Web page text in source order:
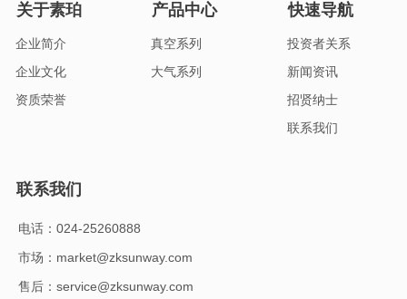
关于素珀
企业简介
企业文化
资质荣誉
产品中心
真空系列
大气系列
快速导航
投资者关系
新闻资讯
招贤纳士
联系我们
联系我们
电话：024-25260888
市场：market@zksunway.com
售后：service@zksunway.com